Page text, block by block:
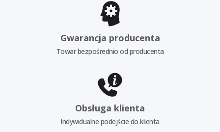
Gwarancja producenta
Towar bezpośrednio od producenta
Obsługa klienta
Indywidualne podejście do klienta